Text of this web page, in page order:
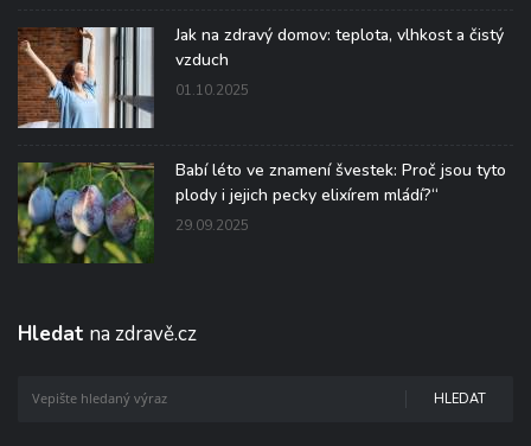
Jak na zdravý domov: teplota, vlhkost a čistý
vzduch
01.10.2025
Babí léto ve znamení švestek: Proč jsou tyto
plody i jejich pecky elixírem mládí?“
29.09.2025
Hledat na zdravě.cz
HLEDAT